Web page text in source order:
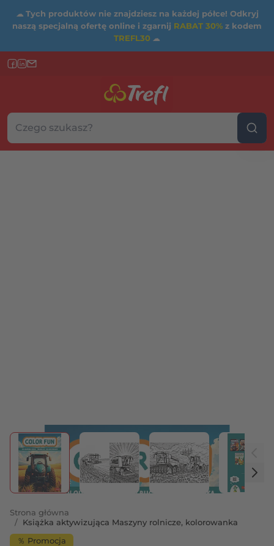
☁ Tych produktów nie znajdziesz na każdej półce! Odkryj
naszą specjalną ofertę online i zgarnij RABAT 30% z kodem
TREFL30 ☁
Szukaj w sklepie...
Wybierz kategorię
View larger imageView larger imageView larger image
Strona główna
/ Książka aktywizująca Maszyny rolnicze, kolorowanka
％ Promocja